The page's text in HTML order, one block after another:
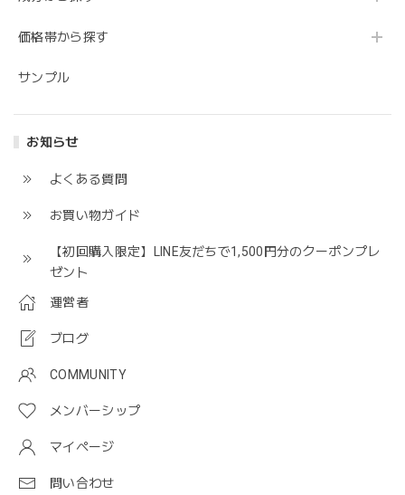
価格帯から探す
サンプル
お知らせ
よくある質問
お買い物ガイド
【初回購入限定】LINE友だちで1,500円分のクーポンプレ
ゼント
運営者
ブログ
COMMUNITY
メンバーシップ
マイページ
問い合わせ